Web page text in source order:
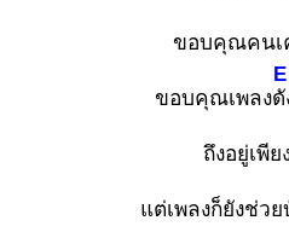
ขอบคุณคนเ
ขอบคุณเพลงดั
E
ถึงอยู่เพีย
แต่เพลงก็ยังช่ว